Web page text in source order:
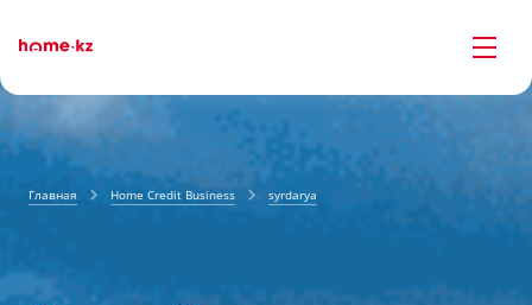
Главная Home Credit Business syrdarya